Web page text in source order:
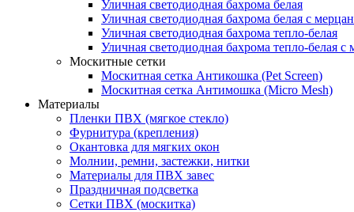
Уличная светодиодная бахрома белая
Уличная светодиодная бахрома белая с
Уличная светодиодная бахрома тепло-белая
Уличная светодиодная бахрома тепло-белая с
Москитные сетки
Москитная сетка Антикошка (Pet Screen)
Москитная сетка Антимошка (Micro Mesh)
Материалы
Пленки ПВХ (мягкое стекло)
Фурнитура (крепления)
Окантовка для мягких окон
Молнии, ремни, застежки, нитки
Материалы для ПВХ завес
Праздничная подсветка
Сетки ПВХ (москитка)